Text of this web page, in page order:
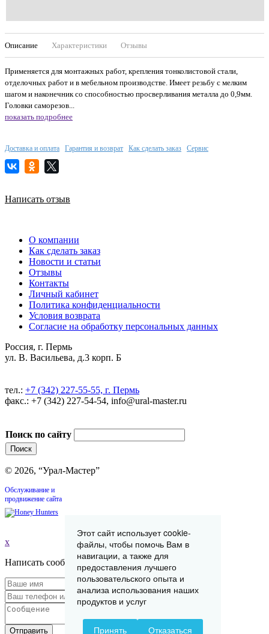
Описание Характеристики Отзывы
Применяется для монтажных работ, крепления тонколистовой стали,
отделочных работ и в мебельном производстве. Имеет резьбу с мелким
шагом и наконечник со способностью просверливания металла до 0,9мм.
Головки саморезов...
показать подробнее
Доставка и оплата Гарантия и возврат Как сделать заказ Сервис
Написать отзыв
О компании
Как сделать заказ
Новости и статьи
Отзывы
Контакты
Личный кабинет
Политика конфиденциальности
Условия возврата
Согласие на обработку персональных данных
Россия, г. Пермь
ул. В. Васильева, д.3 корп. Б
тел.: +7 (342) 227-55-55, г. Пермь
факс.: +7 (342) 227-54-54, info@ural-master.ru
Поиск по сайту
© 2026, “Урал-Мастер”
Обслуживание и
продвижение сайта
x
Написать сообщение
Отправить
Этот сайт использует cookie-
файлы, чтобы помочь Вам в
навигации, а также для
предоставления лучшего
пользовательского опыта и
анализа использования наших
продуктов и услуг
Принять Отказаться